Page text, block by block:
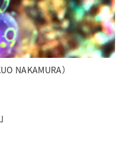
NAKAMURA）